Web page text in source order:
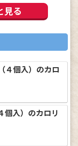
見る
４個入）のカロ
個入）のカロリ